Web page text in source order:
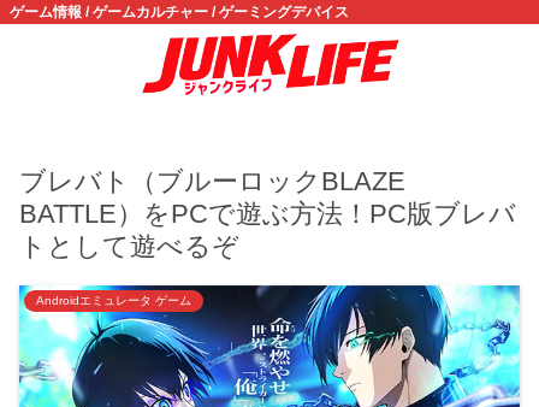
ゲーム情報 / ゲームカルチャー / ゲーミングデバイス
ブレバト（ブルーロックBLAZE
BATTLE）をPCで遊ぶ方法！PC版ブレバ
トとして遊べるぞ
Androidエミュレータ ゲーム